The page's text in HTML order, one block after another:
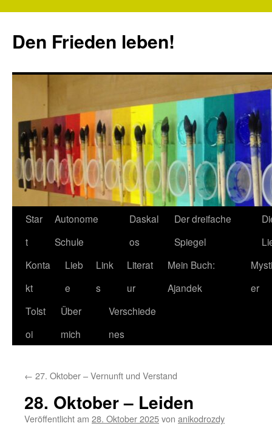
springen
Den Frieden leben!
Star
t
Autonome
Schule
Daskal
os
Der dreifache
Spiegel
Konta
kt
Lieb
e
Link
s
Literat
ur
Mein Buch:
Ajandek
er
Tolst
oi
Über
mich
Verschiede
nes
← 27. Oktober – Vernunft und Verstand
28. Oktober – Leiden
Veröffentlicht am 28. Oktober 2025von anikodrozdy